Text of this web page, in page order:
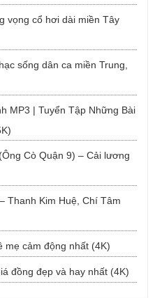
vọng cổ hơi dài miền Tây
sống dân ca miền Trung,
MP3 | Tuyển Tập Những Bài
Cò Quận 9) – Cải lương
Thanh Kim Huệ, Chí Tâm
mẹ cảm động nhất (4K)
đồng đẹp và hay nhất (4K)